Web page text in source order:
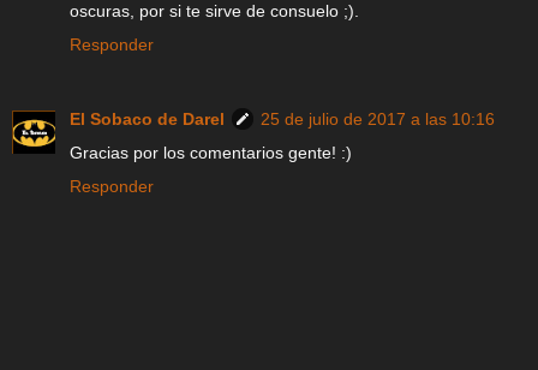
oscuras, por si te sirve de consuelo ;).
Responder
El Sobaco de Darel
25 de julio de 2017 a las 10:16
Gracias por los comentarios gente! :)
Responder